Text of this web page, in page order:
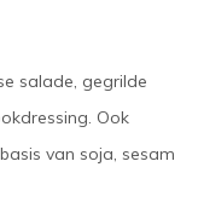
salade, gegrilde
Ook
van soja, sesam